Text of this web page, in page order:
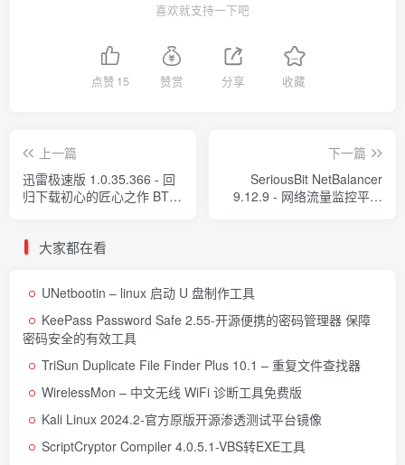
喜欢就支持一下吧
点赞 15 赞赏 分享 收藏
上一篇
迅雷极速版 1.0.35.366 - 回
归下载初心的匠心之作 BT
下一篇
SeriousBit NetBalancer
9.12.9 - 网络流量监控平衡
大家都在看
UNetbootin – linux 启动 U 盘制作工具
KeePass Password Safe 2.55-开源便携的密码管理器 保障
密码安全的有效工具
TriSun Duplicate File Finder Plus 10.1 – 重复文件查找器
WirelessMon – 中文无线 WiFi 诊断工具免费版
Kali Linux 2024.2-官方原版开源渗透测试平台镜像
ScriptCryptor Compiler 4.0.5.1-VBS转EXE工具